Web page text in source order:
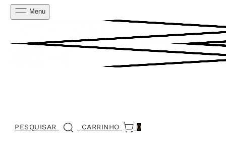
Menu
PESQUISAR CARRINHO 0